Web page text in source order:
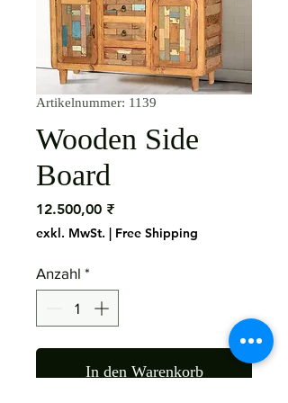
Artikelnummer: 1139
Wooden Side
Board
12.500,00 ₹Preis
exkl. MwSt. | Free Shipping
Anzahl *
In den Warenkorb